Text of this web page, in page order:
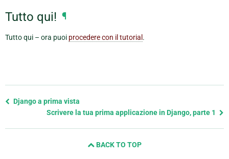
Tutto qui! ¶
Tutto qui – ora puoi procedere con il tutorial .
Previous
Django a prima vista
Scrivere la tua prima applicazione in Django, parte 1
BACK TO TOP